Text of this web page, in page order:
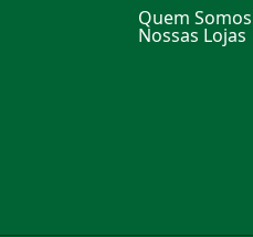
Quem Somos
Nossas Lojas